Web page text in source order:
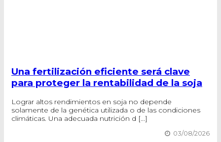
Una fertilización eficiente será clave
para proteger la rentabilidad de la soja
Lograr altos rendimientos en soja no depende
solamente de la genética utilizada o de las condiciones
climáticas. Una adecuada nutrición d [...]
03/08/2026